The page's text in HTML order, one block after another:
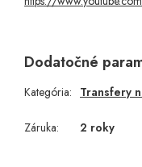
Dodatočné
Kategória: Transfery
Záruka: 2 roky